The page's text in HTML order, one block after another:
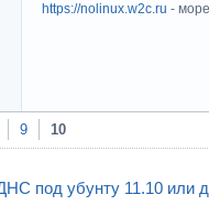
https://nolinux.w2c.ru -
9 10
под убунту 11.10 или